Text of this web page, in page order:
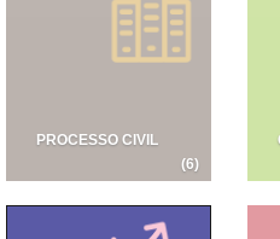
PROCESSO CIVIL
(6)